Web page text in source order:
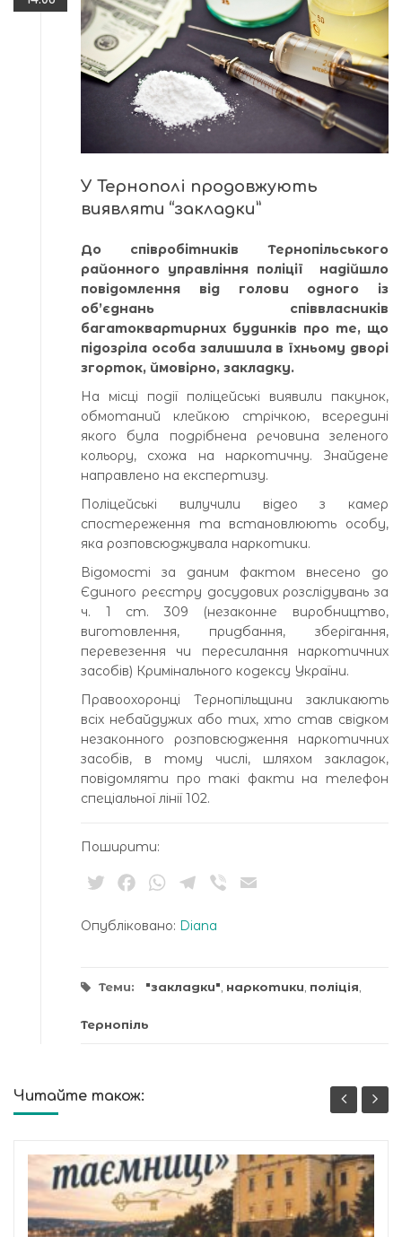
У Тернополі продовжують
виявляти “закладки”
До співробітників Тернопільського
районного управління поліції надійшло
повідомлення від голови одного із
об’єднань співвласників
багатоквартирних будинків про те, що
підозріла особа залишила в їхньому дворі
згорток, ймовірно, закладку.
На місці події поліцейські виявили пакунок,
обмотаний клейкою стрічкою, всередині
якого була подрібнена речовина зеленого
кольору, схожа на наркотичну. Знайдене
направлено на експертизу.
Поліцейські вилучили відео з камер
спостереження та встановлюють особу,
яка розповсюджувала наркотики.
Відомості за даним фактом внесено до
Єдиного реєстру досудових розслідувань за
ч. 1 ст. 309 (незаконне виробництво,
виготовлення, придбання, зберігання,
перевезення чи пересилання наркотичних
засобів) Кримінального кодексу України.
Правоохоронці Тернопільщини закликають
всіх небайдужих або тих, хто став свідком
незаконного розповсюдження наркотичних
засобів, в тому числі, шляхом закладок,
повідомляти про такі факти на телефон
спеціальної лінії 102.
Поширити:
TwitterFacebookWhatsApp
Telegram
Viber
Опубліковано: Diana
Теми: "закладки", наркотики, поліція,
Тернопіль
Читайте також: